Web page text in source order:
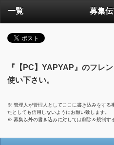
一覧 募集
『【PC】YAPYAP』のフレ
使い下さい。
※ 管理人が管理人としてここに書き込みをする
たとしても信用しないようにお願い致します。
※ 募集以外の書き込みに対しては削除＆規制す